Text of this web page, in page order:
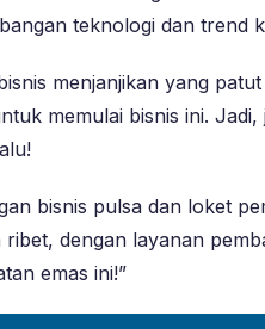
teknologi dan trend
menjanjikan yang
memulai bisnis ini.
bisnis pulsa dan loket
dengan layanan
emas ini!”